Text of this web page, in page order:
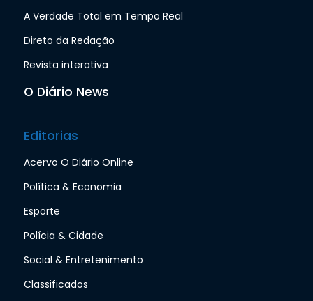
A Verdade Total em Tempo Real
Direto da Redação
Revista interativa
O Diário News
Editorias
Acervo O Diário Online
Política & Economia
Esporte
Polícia & Cidade
Social & Entretenimento
Classificados